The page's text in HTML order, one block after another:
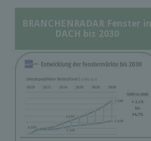
BRANCHENRADAR Fenster in
DACH bis 2030